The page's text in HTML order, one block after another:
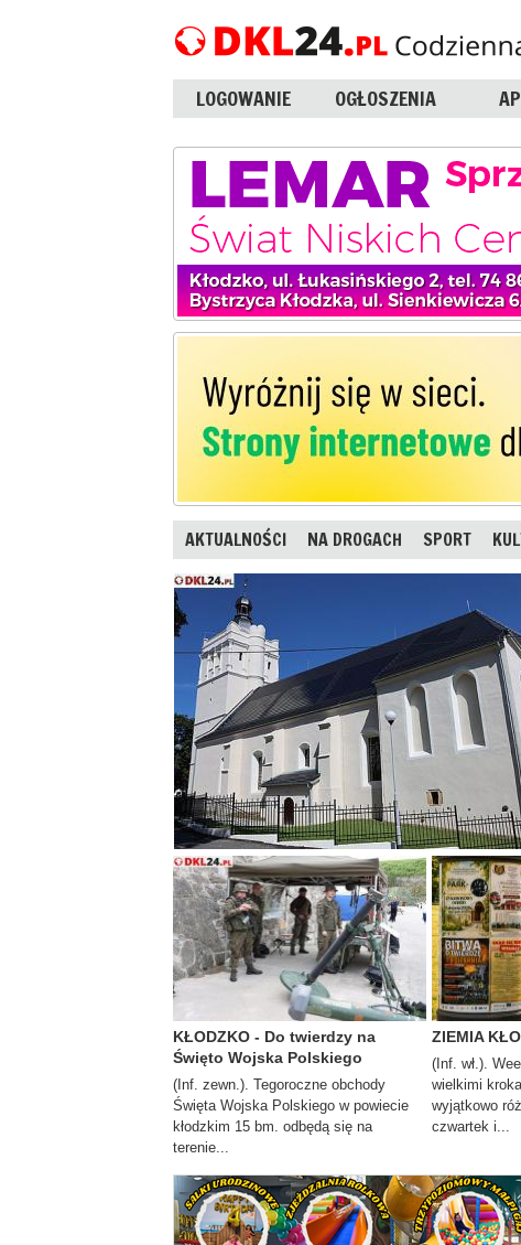
LOGOWANIE OGŁOSZENIA
AKTUALNOŚCI NA DROGACH SPORT
KŁODZKO - Do twierdzy na
Święto Wojska Polskiego
(Inf. zewn.). Tegoroczne obchody
Święta Wojska Polskiego w powiecie
kłodzkim 15 bm. odbędą się na
terenie...
ZIEMIA
(Inf. wł.).
wielkimi
wyjątkowo
czwartek i...